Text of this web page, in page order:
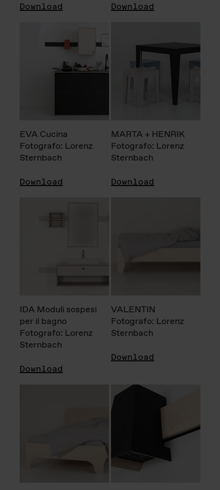
Download Download
EVA Cucina
Fotografo: Lorenz
Sternbach
Download
MARTA + HENRIK
Fotografo: Lorenz
Sternbach
Download
IDA Moduli sospesi
per il bagno
Fotografo: Lorenz
Sternbach
Download
VALENTIN
Fotografo: Lorenz
Sternbach
Download